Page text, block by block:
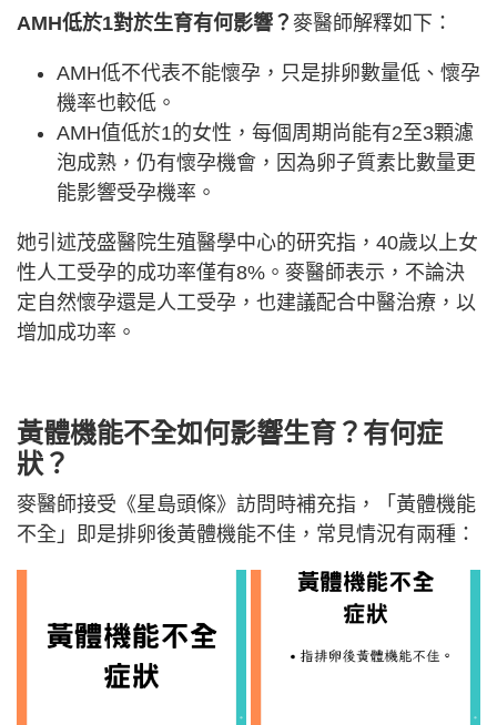
AMH低於1對於生育有何影響？ 麥醫師解釋如下：
AMH低不代表不能懷孕，只是排卵數量低、懷孕
機率也較低。
AMH值低於1的女性，每個周期尚能有2至3顆濾
泡成熟，仍有懷孕機會，因為卵子質素比數量更
能影響受孕機率。
她引述茂盛醫院生殖醫學中心的研究指，40歲以上女
性人工受孕的成功率僅有8%。麥醫師表示，不論決
定自然懷孕還是人工受孕，也建議配合中醫治療，以
增加成功率。
黃體機能不全如何影響生育？有何症
狀？
麥醫師接受《星島頭條》訪問時補充指，「黃體機能
不全」即是排卵後黃體機能不佳，常見情況有兩種：